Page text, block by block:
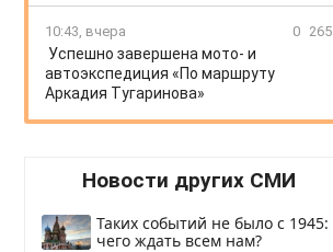
10:43, вчера 0 265
Успешно завершена мото- и
автоэкспедиция «По маршруту
Аркадия Тугаринова»
Новости других СМИ
Таких событий не было с 1945:
чего ждать всем нам?